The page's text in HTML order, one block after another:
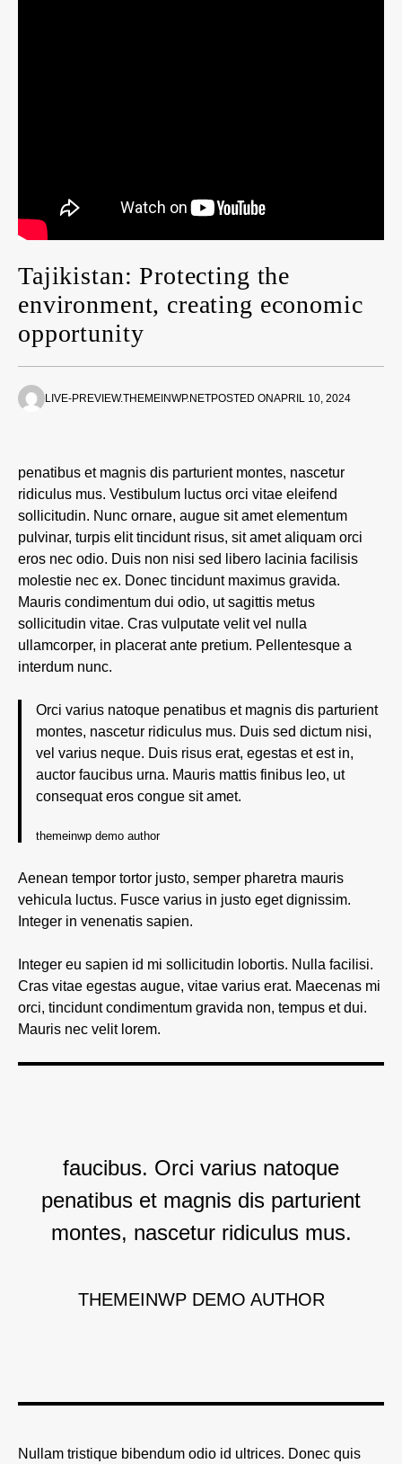
Tajikistan: Protecting the
environment, creating economic
opportunity
LIVE-PREVIEW.THEMEINWP.NETPOSTED ONAPRIL 10, 2024
penatibus et magnis dis parturient montes, nascetur
ridiculus mus. Vestibulum luctus orci vitae eleifend
sollicitudin. Nunc ornare, augue sit amet elementum
pulvinar, turpis elit tincidunt risus, sit amet aliquam orci
eros nec odio. Duis non nisi sed libero lacinia facilisis
molestie nec ex. Donec tincidunt maximus gravida.
Mauris condimentum dui odio, ut sagittis metus
sollicitudin vitae. Cras vulputate velit vel nulla
ullamcorper, in placerat ante pretium. Pellentesque a
interdum nunc.
Orci varius natoque penatibus et magnis dis parturient
montes, nascetur ridiculus mus. Duis sed dictum nisi,
vel varius neque. Duis risus erat, egestas et est in,
auctor faucibus urna. Mauris mattis finibus leo, ut
consequat eros congue sit amet.
themeinwp demo author
Aenean tempor tortor justo, semper pharetra mauris
vehicula luctus. Fusce varius in justo eget dignissim.
Integer in venenatis sapien.
Integer eu sapien id mi sollicitudin lobortis. Nulla facilisi.
Cras vitae egestas augue, vitae varius erat. Maecenas mi
orci, tincidunt condimentum gravida non, tempus et dui.
Mauris nec velit lorem.
faucibus. Orci varius natoque
penatibus et magnis dis parturient
montes, nascetur ridiculus mus.
THEMEINWP DEMO AUTHOR
Nullam tristique bibendum odio id ultrices. Donec quis